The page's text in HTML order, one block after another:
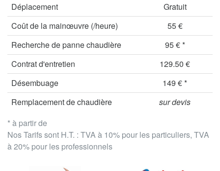
* à partir de
Nos Tarifs sont H.T. : TVA à 10% pour les particuliers, TVA
à 20% pour les professionnels
Déplacement
Gratuit
Coût de la mainœuvre (/heure)
55 €
Recherche de panne chaudière
95 € *
Contrat d'entretien
129.50 €
Désembuage
149 € *
Remplacement de chaudière
sur devis